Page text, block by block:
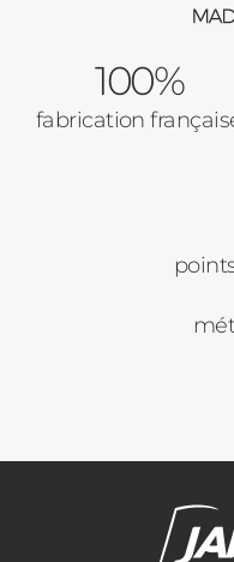
Code Postal des travaux
100%
fabrication